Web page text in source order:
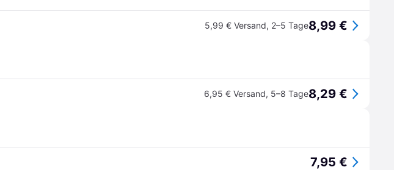
5,99 € Versand, 2–5 Tage8,99 €
6,95 € Versand, 5–8 Tage8,29 €
7,95 €